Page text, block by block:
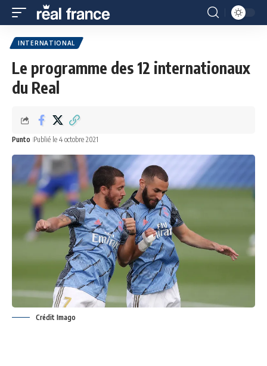
INTERNATIONAL
Le programme des 12 internationaux
du Real
Punto Publié le 4 octobre 2021
Crédit Imago